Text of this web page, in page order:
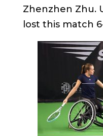
Zhenzhen Zhu.
lost this match